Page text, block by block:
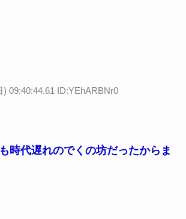
) 09:40:44.61 ID:YEhARBNr0
時代遅れのでくの坊だったからま